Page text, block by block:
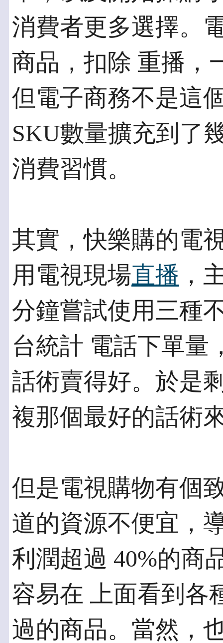
消費者更多選擇。
商品，扣除 重播，
但電子商務不是這
SKU數量擴充到了
消費習慣。
其實，快樂購的電
用電視現場直播 ，
分鐘嘗試使用三種
台統計 電話下單量
話術賣得好。於是
複那個最好的話術
但是電視購物有個
道的資源不便宜，
利潤超過 40%的商
容易在 上面看到各
過的商品。當然，